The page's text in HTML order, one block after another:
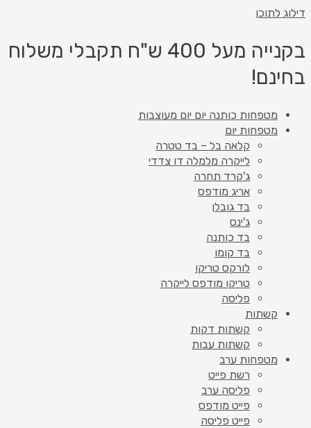
דילוג לתוכן
בקנייה מעל 400 ש"ח תקבלי משלוח
בחינם!
מטפחות כותנה יום יום מעוצבות
מטפחות יום
קלאה בל – בד טטרה
לייקרה מלמלה דו צדדי
ג'קרד תחרה
אריג מודפס
בד גובלן
ג'ינס
בד כותנה
בד קומו
לורקס טריקו
טריקו מודפס לייקרה
פליסה
קשתות
קשתות דקות
קשתות עבות
מטפחות ערב
רשת פייט
פליסה ערב
פייט מודפס
פייט פליסה